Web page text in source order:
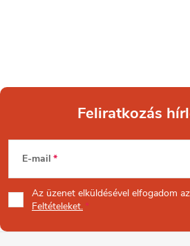
L
á
b
Feliratkozás
E-mail
Az üzenet elküldésével elfogadom az
Feltételeket.